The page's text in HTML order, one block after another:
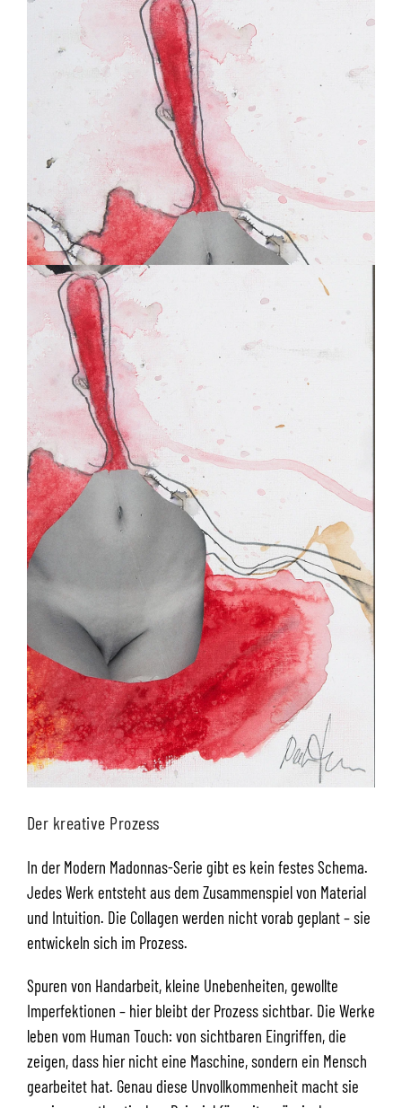
Der kreative Prozess
In der Modern Madonnas-Serie gibt es kein festes Schema.
Jedes Werk entsteht aus dem Zusammenspiel von Material
und Intuition. Die Collagen werden nicht vorab geplant – sie
entwickeln sich im Prozess.
Spuren von Handarbeit, kleine Unebenheiten, gewollte
Imperfektionen – hier bleibt der Prozess sichtbar. Die Werke
leben vom Human Touch: von sichtbaren Eingriffen, die
zeigen, dass hier nicht eine Maschine, sondern ein Mensch
gearbeitet hat. Genau diese Unvollkommenheit macht sie